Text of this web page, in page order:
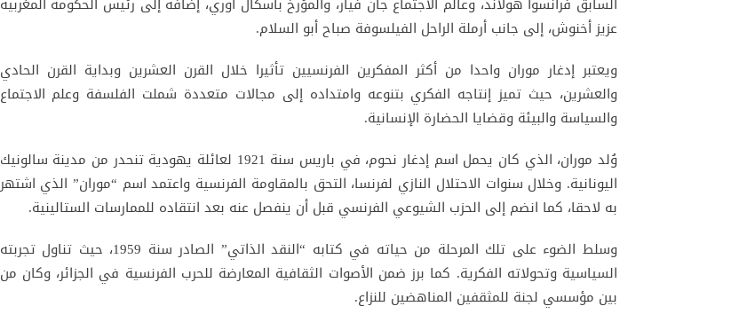
عزيز أخنوش، إلى جانب أرملة الراحل الفيلسوفة صباح أبو السلام.
ويعتبر إدغار موران واحدا من أكثر المفكرين الفرنسيين تأثيرا خلال القرن العشرين وبداية القرن الحادي
والعشرين، حيث تميز إنتاجه الفكري بتنوعه وامتداده إلى مجالات متعددة شملت الفلسفة وعلم الاجتماع
والسياسة والبيئة وقضايا الحضارة الإنسانية.
وُلد موران، الذي كان يحمل اسم إدغار نحوم، في باريس سنة 1921 لعائلة يهودية تنحدر من مدينة سالونيك
اليونانية. وخلال سنوات الاحتلال النازي لفرنسا، التحق بالمقاومة الفرنسية واعتمد اسم “موران” الذي اشتهر
به لاحقا، كما انضم إلى الحزب الشيوعي الفرنسي قبل أن ينفصل عنه بعد انتقاده للممارسات الستالينية.
وسلط الضوء على تلك المرحلة من حياته في كتابه “النقد الذاتي” الصادر سنة 1959، حيث تناول تجربته
السياسية وتحولاته الفكرية. كما برز ضمن الأصوات الثقافية المعارضة للحرب الفرنسية في الجزائر، وكان من
بين مؤسسي لجنة للمثقفين المناهضين للنزاع.